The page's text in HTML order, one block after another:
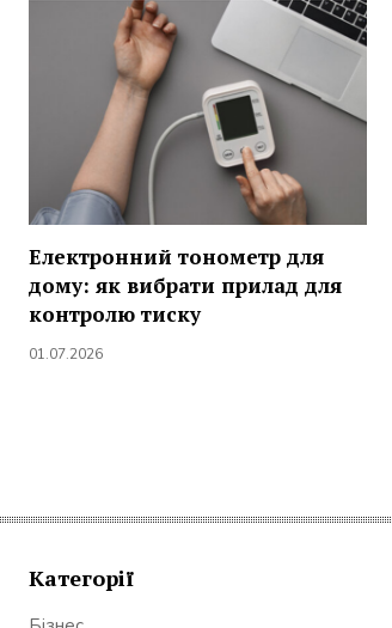
Електронний тонометр для
дому: як вибрати прилад для
контролю тиску
01.07.2026
Категорії